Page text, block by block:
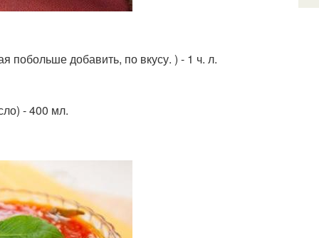
побольше добавить, по вкусу. ) - 1 ч. л.
- 400 мл.